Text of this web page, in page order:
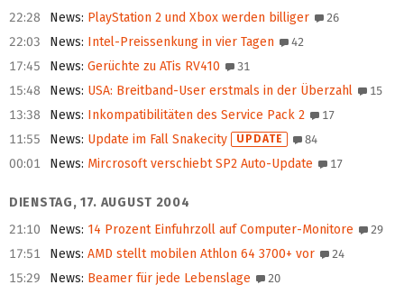
22:28
News: PlayStation 2 und Xbox werden billiger 26
22:03 News: Intel-Preissenkung in vier Tagen 42
17:45 News: Gerüchte zu ATis RV410 31
15:48 News: USA: Breitband-User erstmals in der Überzahl 15
13:38 News: Inkompatibilitäten des Service Pack 2 17
11:55 News: Update im Fall Snakecity UPDATE 84
00:01 News: Mircrosoft verschiebt SP2 Auto-Update 17
DIENSTAG, 17. AUGUST 2004
21:10
News: 14 Prozent Einfuhrzoll auf Computer-Monitore 29
17:51 News: AMD stellt mobilen Athlon 64 3700+ vor 24
15:29 News: Beamer für jede Lebenslage 20